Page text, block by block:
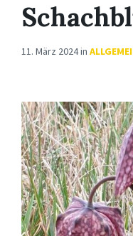
11. März 2024in